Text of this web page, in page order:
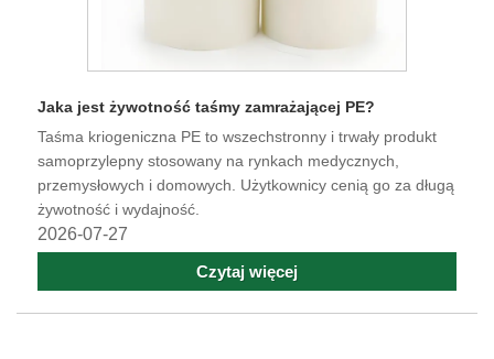
Jaka jest żywotność taśmy zamrażającej PE?
Taśma kriogeniczna PE to wszechstronny i trwały produkt
samoprzylepny stosowany na rynkach medycznych,
przemysłowych i domowych. Użytkownicy cenią go za długą
żywotność i wydajność.
2026-07-27
Czytaj więcej